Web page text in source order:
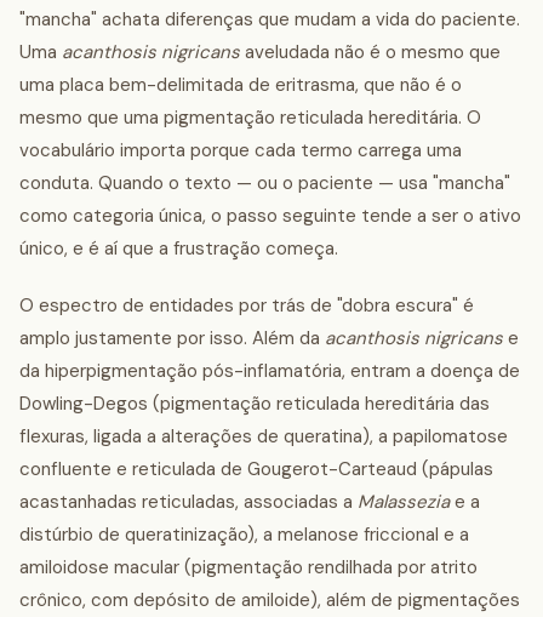
"mancha" achata diferenças que mudam a vida do paciente.
Uma acanthosis nigricans aveludada não é o mesmo que
uma placa bem-delimitada de eritrasma, que não é o
mesmo que uma pigmentação reticulada hereditária. O
vocabulário importa porque cada termo carrega uma
conduta. Quando o texto — ou o paciente — usa "mancha"
como categoria única, o passo seguinte tende a ser o ativo
único, e é aí que a frustração começa.
O espectro de entidades por trás de "dobra escura" é
amplo justamente por isso. Além da acanthosis nigricans e
da hiperpigmentação pós-inflamatória, entram a doença de
Dowling-Degos (pigmentação reticulada hereditária das
flexuras, ligada a alterações de queratina), a papilomatose
confluente e reticulada de Gougerot-Carteaud (pápulas
acastanhadas reticuladas, associadas a Malasseziae a
distúrbio de queratinização), a melanose friccional e a
amiloidose macular (pigmentação rendilhada por atrito
crônico, com depósito de amiloide), além de pigmentações